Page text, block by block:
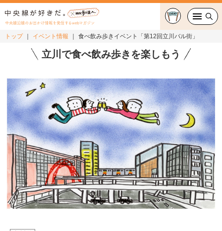
中央線沿線のお出かけ情報を発信するwebマガジン
グルメ・カフェ
おでかけ
ショッピング
中央線カルチャー
特集
連載
トップ イベント情報 食べ飲み歩きイベント「第12回立川バル街」
立川で食べ飲み歩きを楽しもう